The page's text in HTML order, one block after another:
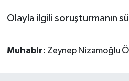
Olayla ilgili soruşturmanın
Muhabir: Zeynep Nizamoğlu